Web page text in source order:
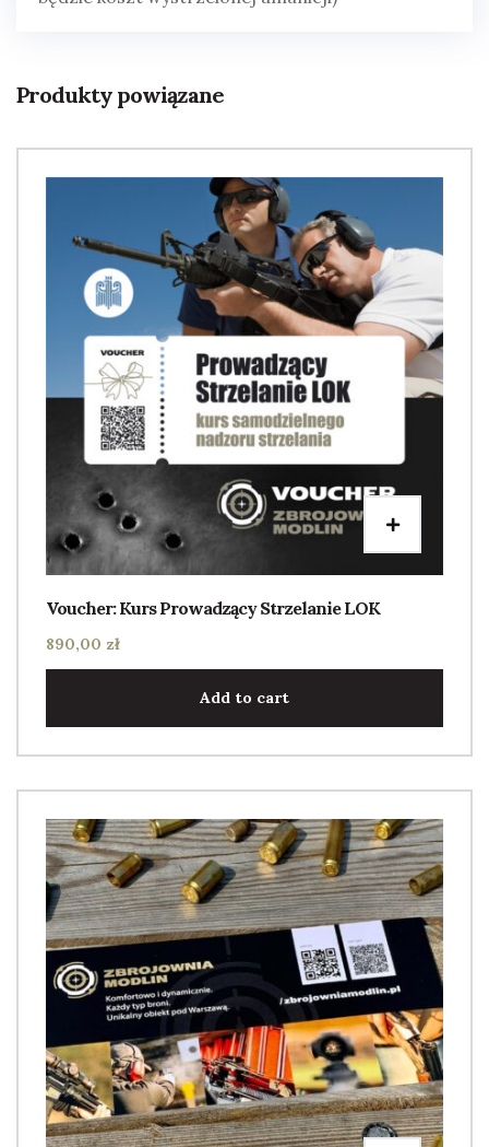
Produkty powiązane
Voucher: Kurs Prowadzący Strzelanie LOK
890,00 zł
Add to cart